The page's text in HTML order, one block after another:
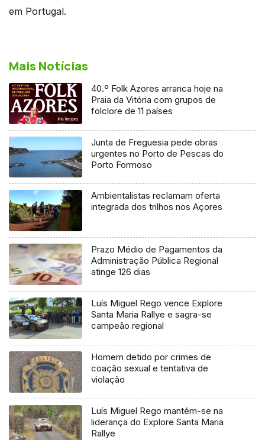
em Portugal.
Mais Notícias
40.º Folk Azores arranca hoje na
Praia da Vitória com grupos de
folclore de 11 países
Junta de Freguesia pede obras
urgentes no Porto de Pescas do
Porto Formoso
Ambientalistas reclamam oferta
integrada dos trilhos nos Açores
Prazo Médio de Pagamentos da
Administração Pública Regional
atinge 126 dias
Luís Miguel Rego vence Explore
Santa Maria Rallye e sagra-se
campeão regional
Homem detido por crimes de
coação sexual e tentativa de
violação
Luís Miguel Rego mantém-se na
liderança do Explore Santa Maria
Rallye